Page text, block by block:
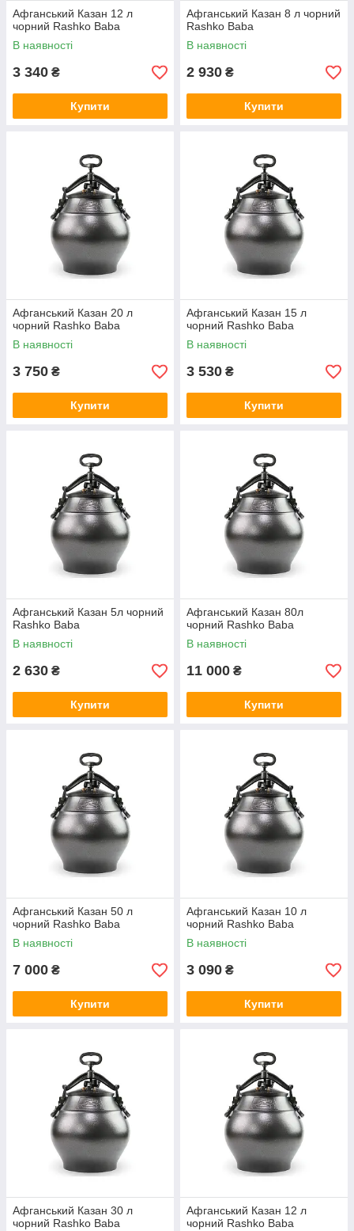
Афганський Казан 12 л
чорний Rashko Baba
В наявності
3 340 ₴
Купити
Афганський Казан 8 л чорний
Rashko Baba
В наявності
2 930 ₴
Купити
Афганський Казан 20 л
чорний Rashko Baba
В наявності
3 750 ₴
Купити
Афганський Казан 15 л
чорний Rashko Baba
В наявності
3 530 ₴
Купити
Афганський Казан 5л чорний
Rashko Baba
В наявності
2 630 ₴
Купити
Афганський Казан 80л
чорний Rashko Baba
В наявності
11 000 ₴
Купити
Афганський Казан 50 л
чорний Rashko Baba
В наявності
7 000 ₴
Купити
Афганський Казан 10 л
чорний Rashko Baba
В наявності
3 090 ₴
Купити
Афганський Казан 30 л
чорний Rashko Baba
Афганський Казан 12 л
чорний Rashko Baba